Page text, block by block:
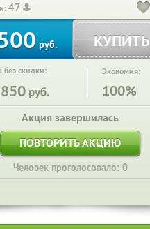
47
руб. КУПИТЬ
без скидки:
руб.
Экономия:
100%
Акция завершилась
ПОВТОРИТЬ АКЦИЮ
Человек проголосовало: 0